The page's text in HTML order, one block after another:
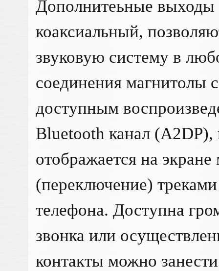
Дополнитеьные выходы
коаксиальный,
звуковую систему в
соединения магнитолы
доступным
Bluetooth канал (A2DP),
отображается на
(переключение)
телефона. Доступна
звонка или
контакты можно